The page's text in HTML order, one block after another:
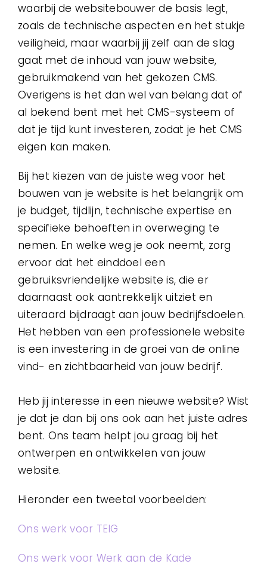
waarbij de websitebouwer de basis legt,
zoals de technische aspecten en het stukje
veiligheid, maar waarbij jij zelf aan de slag
gaat met de inhoud van jouw website,
gebruikmakend van het gekozen CMS.
Overigens is het dan wel van belang dat of
al bekend bent met het CMS-systeem of
dat je tijd kunt investeren, zodat je het CMS
eigen kan maken.
Bij het kiezen van de juiste weg voor het
bouwen van je website is het belangrijk om
je budget, tijdlijn, technische expertise en
specifieke behoeften in overweging te
nemen. En welke weg je ook neemt, zorg
ervoor dat het einddoel een
gebruiksvriendelijke website is, die er
daarnaast ook aantrekkelijk uitziet en
uiteraard bijdraagt aan jouw bedrijfsdoelen.
Het hebben van een professionele website
is een investering in de groei van de online
vind- en zichtbaarheid van jouw bedrijf.
Heb jij interesse in een nieuwe website? Wist
je dat je dan bij ons ook aan het juiste adres
bent. Ons team helpt jou graag bij het
ontwerpen en ontwikkelen van jouw
website.
Hieronder een tweetal voorbeelden:
Ons werk voor TEIG
Ons werk voor Werk aan de Kade